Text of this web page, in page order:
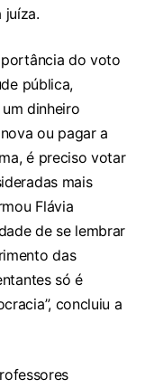
juíza.
do voto
pública,
dinheiro
ou pagar a
é preciso votar
mais
Flávia
de se lembrar
das
só é
concluiu a